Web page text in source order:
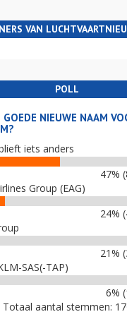
VAN
POLL
GOEDE NIEUWE NAAM
iets anders
47%
Group (EAG)
24%
21%
SAS(-TAP)
6%
Totaal aantal stemmen: